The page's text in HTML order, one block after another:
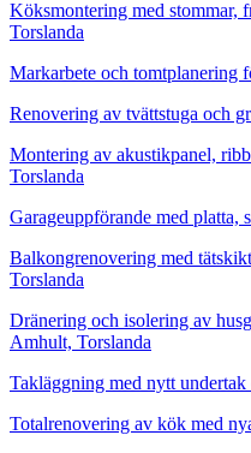
Köksmontering med stommar,
Torslanda
Markarbete och tomtplanering
Renovering av tvättstuga och
Montering av akustikpanel,
Torslanda
Garageuppförande med platta,
Balkongrenovering med
Torslanda
Dränering och isolering av
Amhult, Torslanda
Takläggning med nytt
Totalrenovering av kök med